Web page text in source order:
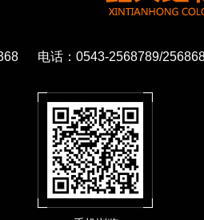
电话：0543-2568789/